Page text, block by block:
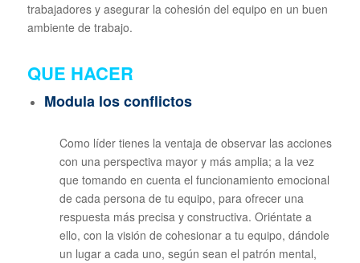
trabajadores y asegurar la cohesión del equipo en un buen
ambiente de trabajo.
QUE HACER
Modula los conflictos
Como líder tienes la ventaja de observar las acciones
con una perspectiva mayor y más amplia; a la vez
que tomando en cuenta el funcionamiento emocional
de cada persona de tu equipo, para ofrecer una
respuesta más precisa y constructiva. Oriéntate a
ello, con la visión de cohesionar a tu equipo, dándole
un lugar a cada uno, según sean el patrón mental,